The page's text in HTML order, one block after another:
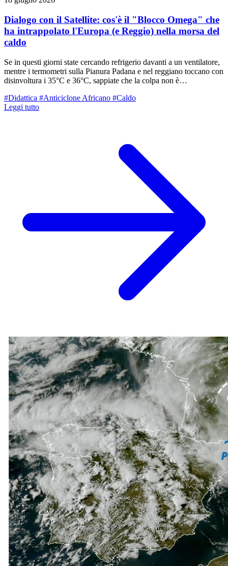
Dialogo con il Satellite: cos'è il "Blocco Omega" che
ha intrappolato l'Europa (e Reggio) nella morsa del
caldo
Se in questi giorni state cercando refrigerio davanti a un ventilatore,
mentre i termometri sulla Pianura Padana e nel reggiano toccano con
disinvoltura i 35°C e 36°C, sappiate che la colpa non è
teste si è instaurata una delle strutture atmosferiche più robuste,
stabili e difficili da scardinare della meteorologia: un Blocco a
"congelato" (calcisticamente parlando) in questa fase bollente.
#Didattica #Anticiclone Africano #Caldo
Leggi tutto